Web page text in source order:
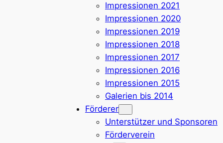
Impressionen 2021
Impressionen 2020
Impressionen 2019
Impressionen 2018
Impressionen 2017
Impressionen 2016
Impressionen 2015
Galerien bis 2014
Förderer
Unterstützer und Sponsoren
Förderverein